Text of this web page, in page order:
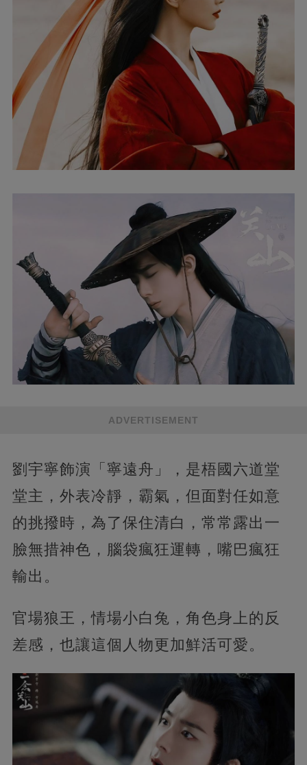
ADVERTISEMENT
劉宇寧飾演「寧遠舟」，是梧國六道堂
堂主，外表冷靜，霸氣，但面對任如意
的挑撥時，為了保住清白，常常露出一
臉無措神色，腦袋瘋狂運轉，嘴巴瘋狂
輸出。
官場狼王，情場小白兔，角色身上的反
差感，也讓這個人物更加鮮活可愛。